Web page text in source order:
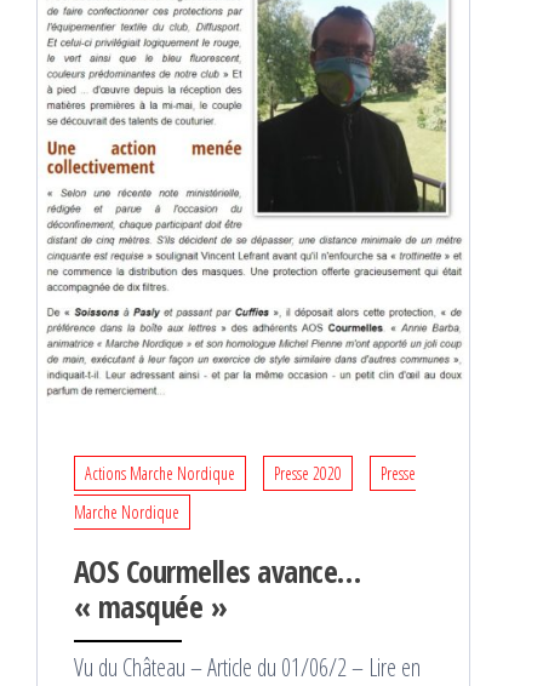
Actions Marche Nordique Presse 2020
Presse
Marche Nordique
AOS Courmelles avance…
« masquée »
Vu du Château – Article du 01/06/2 – Lire en